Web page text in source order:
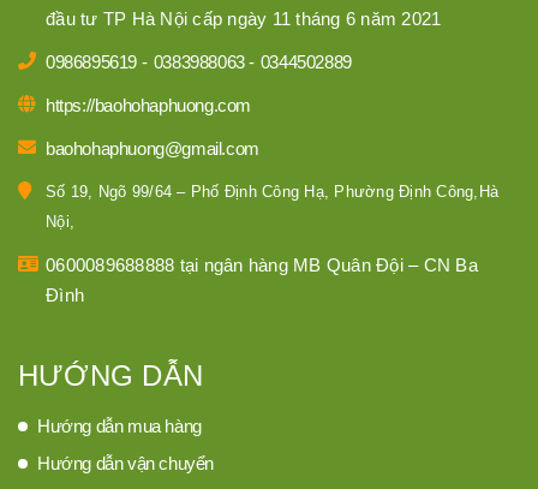
đầu tư TP Hà Nội cấp ngày 11 tháng 6 năm 2021
0986895619 - 0383988063- 0344502889
https://baohohaphuong.com
baohohaphuong@gmail.com
Số 19, Ngõ 99/64 – Phố Định Công Hạ, Phường Định Công,Hà
Nội,
0600089688888 tại ngân hàng MB Quân Đội – CN Ba
Đình
HƯỚNG DẪN
Hướng dẫn mua hàng
Hướng dẫn vận chuyển